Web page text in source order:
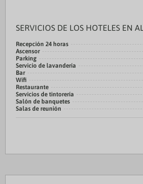
SERVICIOS DE LOS HOTELES EN
Recepción 24 horas
Ascensor
Parking
Servicio de lavandería
Bar
Wifi
Restaurante
Servicios de tintorería
Salón de banquetes
Salas de reunión